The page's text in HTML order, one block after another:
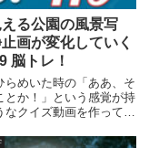
る公園の風景写
画が変化していく
脳トレ！
らめいた時の「ああ、そ
とか！」という感覚が持
なクイズ動画を作ってみ
はありませんので、最後